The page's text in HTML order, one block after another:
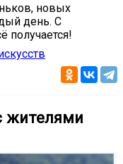
новых
день. С
получается!
жителями